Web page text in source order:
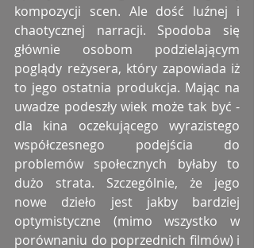
kompozycji scen. Ale dość luźnej i
chaotycznej narracji. Spodoba się
głównie osobom podzielającym
poglądy reżysera, który zapowiada iż
to jego ostatnia produkcja. Mając na
uwadze podeszły wiek może tak być -
dla kina oczekującego wyrazistego
współczesnego podejścia do
problemów społecznych byłaby to
dużo strata. Szczególnie, że jego
nowe dzieło jest jakby bardziej
optymistyczne (mimo wszystko w
porównaniu do poprzednich filmów) i